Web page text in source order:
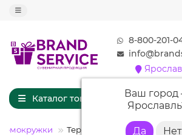
8-800-201-
Ваш
Ярославль
Каталог товаров
Термокружка Liberty